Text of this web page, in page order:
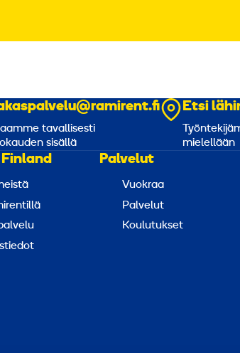
tavallisesti
sisällä
Etsi
mielellään
Palvelut
Vuokraa
Palvelut
Koulutukset